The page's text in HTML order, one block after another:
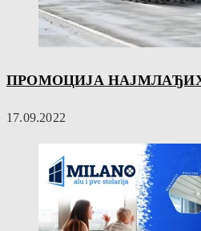
ПРОМОЦИЈА НАЈМЛАЂИХ
17.09.2022